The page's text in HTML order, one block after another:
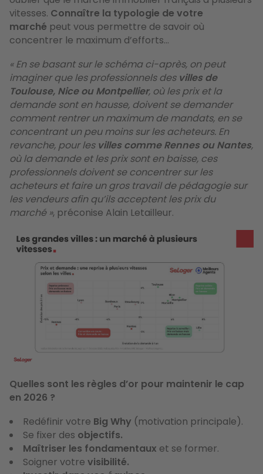
vitesses. Connaître la typologie de votre
marché peut vous permettre de savoir où
concentrer le maximum d’efforts…
« En se basant sur le schéma ci-après, on peut
imaginer que les professionnels des villes de
Toulouse, Nice ou Montpellier, où les prix et la
demande sont en hausse, doivent se demander
comment rentrer un maximum de mandats, en se
concentrant un peu moins sur les acheteurs. En
revanche, pour les villes comme Rennes ou Nantes,
où la demande et les prix sont en baisse, ces
professionnels doivent se concentrer sur les
acheteurs et faire un gros travail de pédagogie sur
les vendeurs afin qu’ils acceptent les prix du
marché », préconise Alain Letailleur.
Quelles sont les règles d’or pour maintenir le cap
en 2026 ?
Redéfinir votre Big Why (motivation principale).
Se fixer des objectifs.
Maîtriser les fondamentaux et se former.
Soigner votre visibilité.